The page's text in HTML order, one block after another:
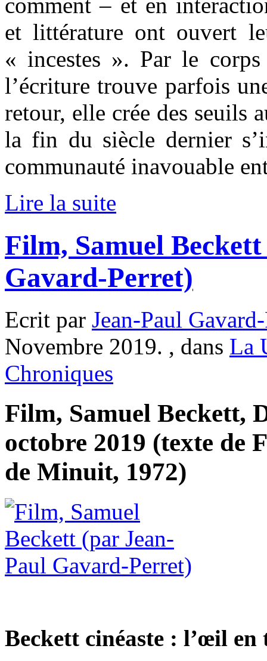
comment – et en
et littérature ont ouvert
« incestes ». Par le
l’écriture trouve parfois
retour, elle crée des seuils
la fin du siècle dernier
communauté inavouable
Lire la suite
Film, Samuel
Gavard-Perret)
Ecrit par Jean-Paul
Novembre 2019. , dans La
Chroniques
Film, Samuel Beckett,
octobre 2019 (texte de
de Minuit, 1972)
Beckett cinéaste : l’œil en